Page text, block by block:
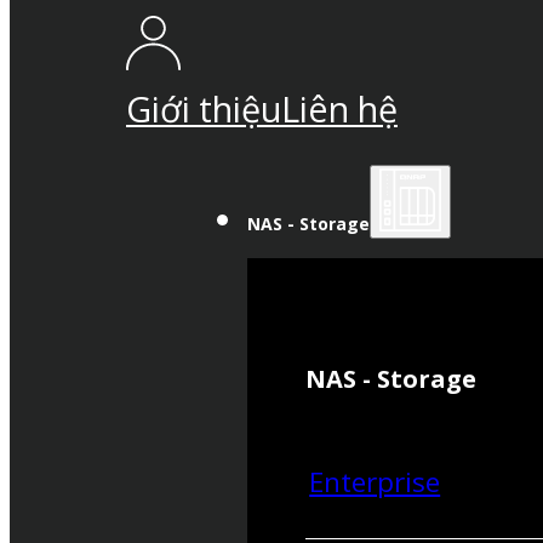
Giới thiệuLiên hệ
NAS - Storage
NAS - Storage
Enterprise